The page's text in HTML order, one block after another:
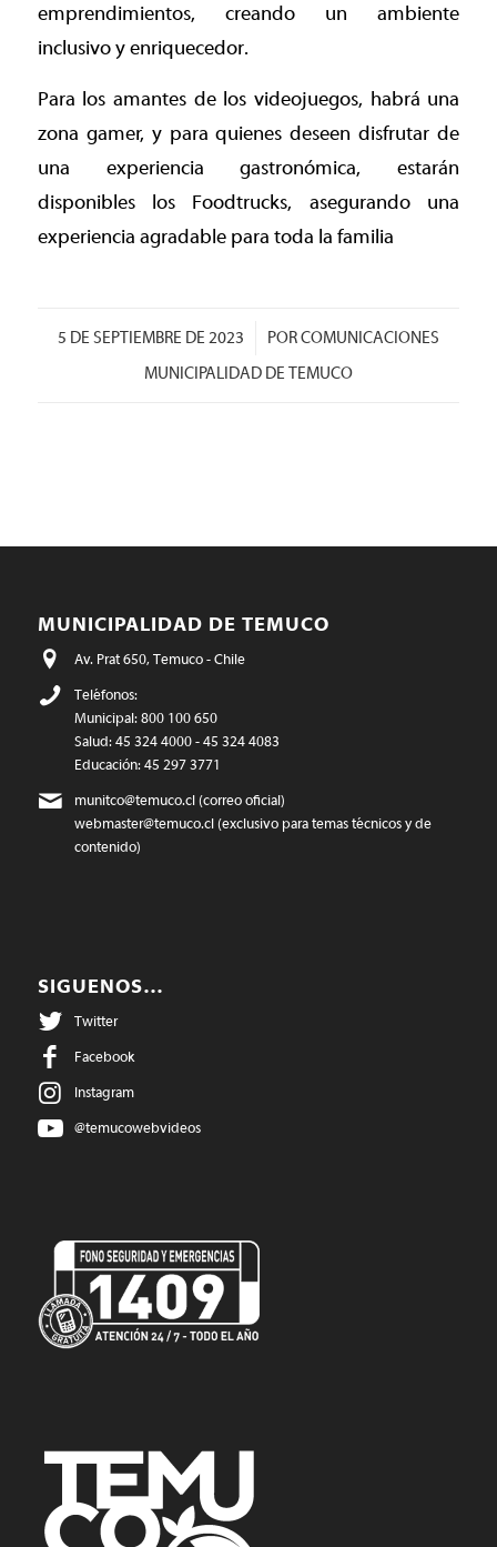
emprendimientos, creando un ambiente
inclusivo y enriquecedor.
Para los amantes de los videojuegos, habrá una
zona gamer, y para quienes deseen disfrutar de
una experiencia gastronómica, estarán
disponibles los Foodtrucks, asegurando una
experiencia agradable para toda la familia
5 DE SEPTIEMBRE DE 2023
/ PORCOMUNICACIONES
MUNICIPALIDAD DE TEMUCO
MUNICIPALIDAD DE TEMUCO
Av. Prat 650, Temuco - Chile
Teléfonos:
Municipal: 800 100 650
Salud: 45 324 4000 - 45 324 4083
Educación: 45 297 3771
munitco@temuco.cl(correo oficial)
webmaster@temuco.cl(exclusivo para temas técnicos y de
contenido)
SIGUENOS…
Twitter
Facebook
Instagram
@temucowebvideos